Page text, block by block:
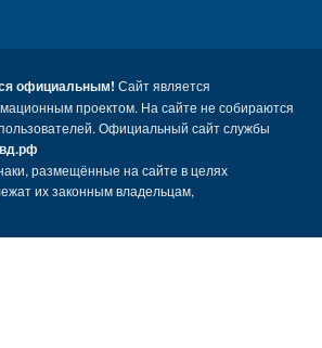
официальным! Сайт является
проектом. На сайте не собираются
Официальный сайт службы
размещённые на сайте в целях
их законным владельцам,